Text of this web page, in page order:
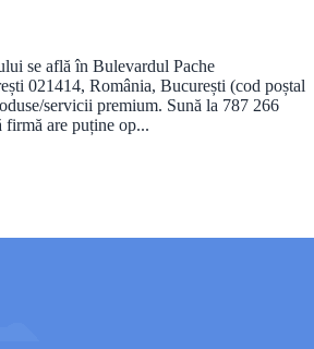
se află în Bulevardul Pache
021414, România, București (cod poștal
servicii premium. Sună la 787 266
firmă are puține op...